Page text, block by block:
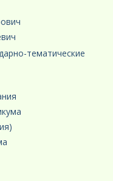
тематические